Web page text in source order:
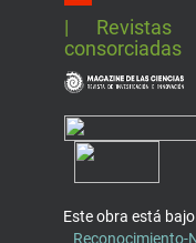
| Revistas
consorciadas
Este obra está
Reconocimiento-